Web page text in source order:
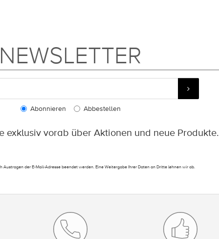
NEWSLETTER
Abonnieren Abbestellen
exklusiv vorab über Aktionen und neue Produkte.
Austragen der E-Mail-Adresse beendet werden. Eine Weitergabe Ihrer Daten an Dritte lehnen wir ab.